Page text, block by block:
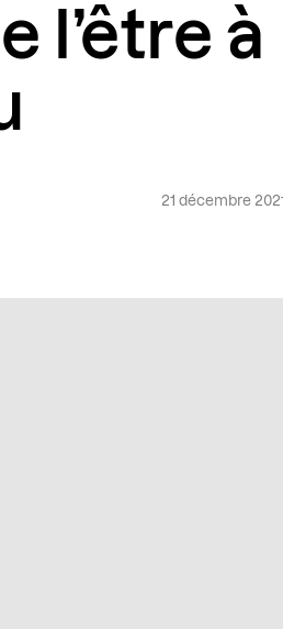
l’être à
21 décembre 2021